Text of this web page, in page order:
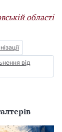
області
від